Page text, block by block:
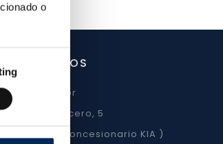
o
CONTÁCTENOS
EquipoTaller
Calle del Acero, 5
( Junto al concesionario KIA )